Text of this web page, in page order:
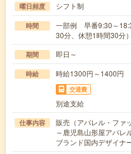
曜日頻度 シフト制
時間
一部例 早番9:30～
30分、休憩1時間30分）
期間 即日～
時給 時給1300円～1400円
交通費
別途支給
仕事内容
販売（アパレル・ファ
～鹿児島山形屋アパレ
ブランド国内デザイナ